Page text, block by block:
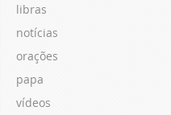
libras
notícias
orações
papa
vídeos